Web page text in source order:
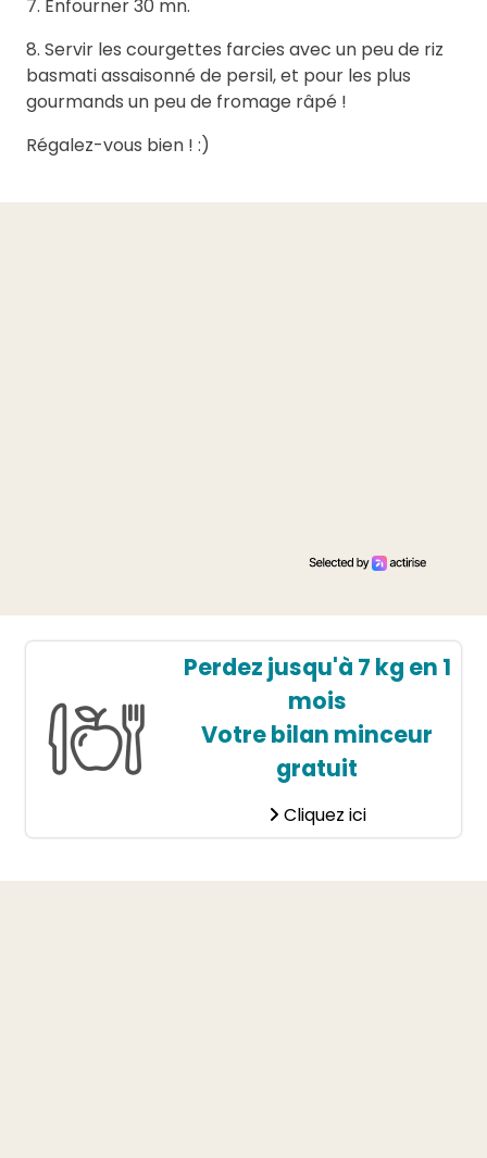
7. Enfourner 30 mn.
8. Servir les courgettes farcies avec un peu de riz
basmati assaisonné de persil, et pour les plus
gourmands un peu de fromage râpé !
Régalez-vous bien ! :)
Perdez jusqu'à 7 kg en 1
mois
Votre bilan minceur
gratuit
Cliquez ici